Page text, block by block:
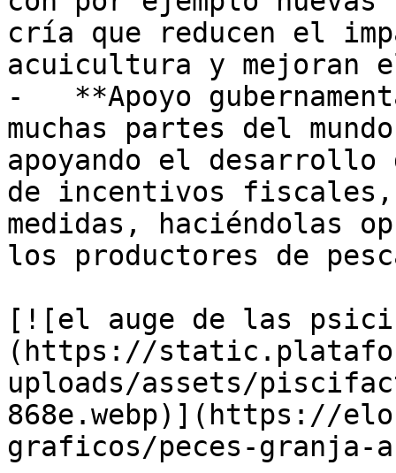
cría que reducen el
acuicultura y mejoran
-   **Apoyo
muchas partes del
apoyando el
de incentivos fiscales,
medidas, haciéndolas
los productores de
[![el auge de las
(https://
uploads/assets/
868e.webp)](https://
graficos/peces-granja-